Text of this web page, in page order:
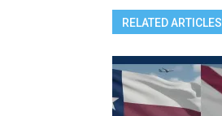
RELATED ARTICLES